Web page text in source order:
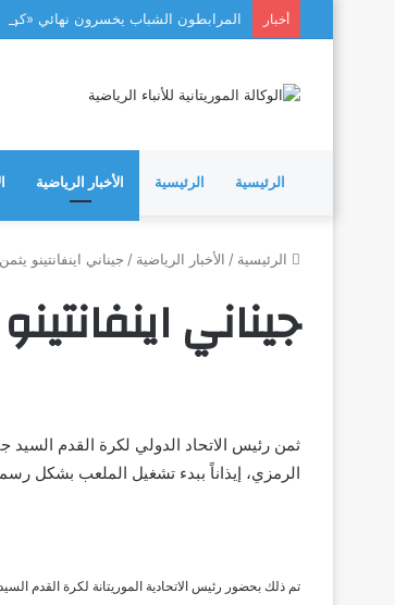
أخبار المرابطون الشباب يخسرون نهائي
الرئيسية الرئيسية الأخبار الرياضية
الرئيسية / الأخبار الرياضية / جيناني اينفانتينو
جيناني
ثمن رئيس الاتحاد الدولي لكرة القدم السيد
الرمزي، إيذاناً ببدء تشغيل الملعب بشكل
تم ذلك بحضور رئيس الاتحادية الموريتانة لكرة القدم